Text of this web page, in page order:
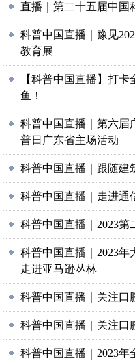
直播｜第二十五届中国
科普中国直播｜豫见
教育展
【科普中国直播】打
鱼！
科普中国直播｜第六届
普日广东省主场活动
科普中国直播｜跟随建
科普中国直播｜走进通
科普中国直播｜2023第
科普中国直播｜2023年
走进亚马逊丛林
科普中国直播｜关注口
科普中国直播｜关注口
科普中国直播｜2023年